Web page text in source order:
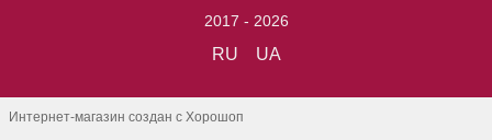
2017 - 2026
RU UA
Интернет-магазин создан с Хорошоп